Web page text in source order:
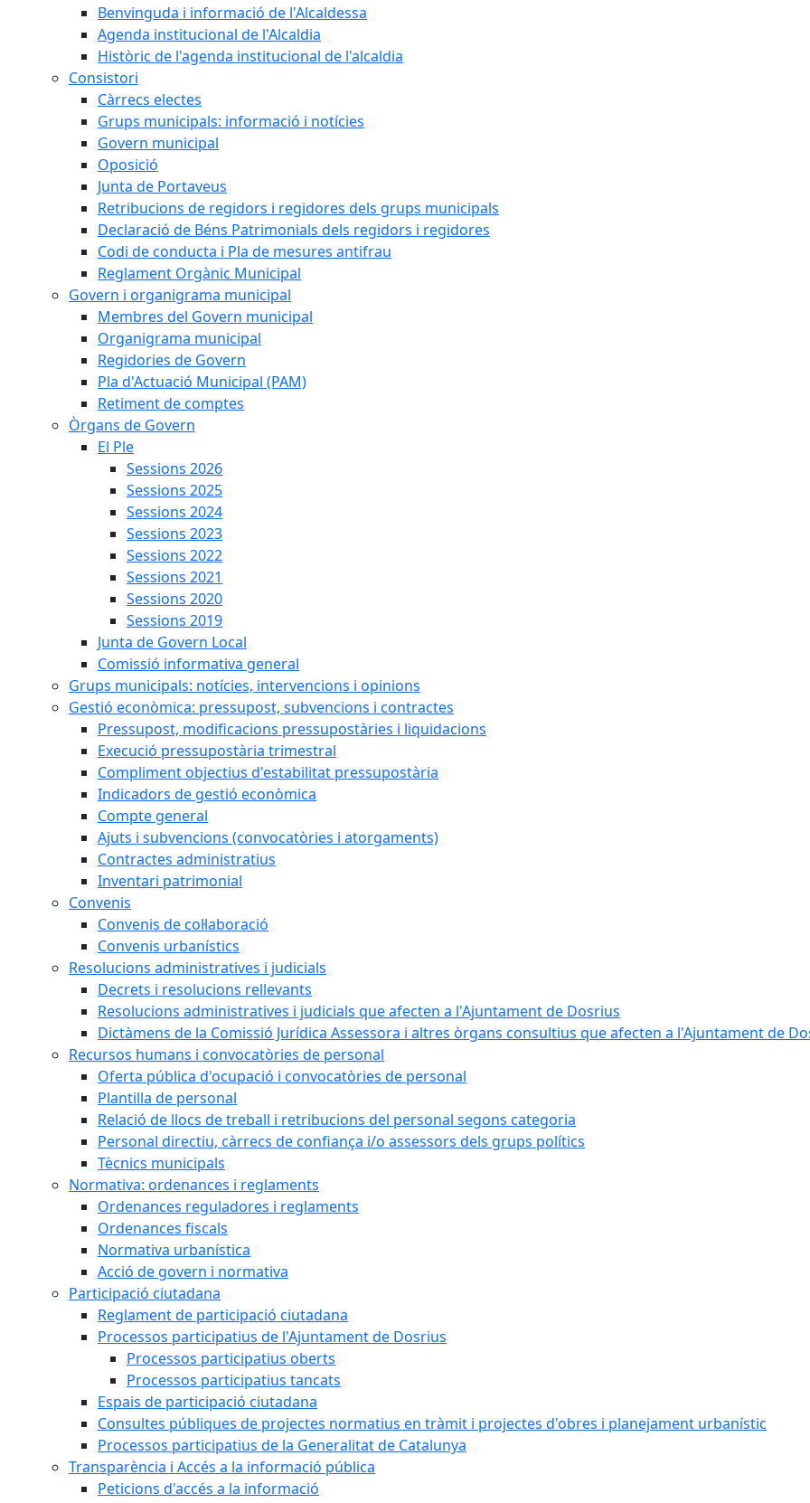
Benvinguda i informació de l'Alcaldessa
Agenda institucional de l'Alcaldia
Històric de l'agenda institucional de l'alcaldia
Consistori
Càrrecs electes
Grups municipals: informació i notícies
Govern municipal
Oposició
Junta de Portaveus
Retribucions de regidors i regidores dels grups municipals
Declaració de Béns Patrimonials dels regidors i regidores
Codi de conducta i Pla de mesures antifrau
Reglament Orgànic Municipal
Govern i organigrama municipal
Membres del Govern municipal
Organigrama municipal
Regidories de Govern
Pla d'Actuació Municipal (PAM)
Retiment de comptes
Òrgans de Govern
El Ple
Sessions 2026
Sessions 2025
Sessions 2024
Sessions 2023
Sessions 2022
Sessions 2021
Sessions 2020
Sessions 2019
Junta de Govern Local
Comissió informativa general
Grups municipals: notícies, intervencions i opinions
Gestió econòmica: pressupost, subvencions i contractes
Pressupost, modificacions pressupostàries i liquidacions
Execució pressupostària trimestral
Compliment objectius d'estabilitat pressupostària
Indicadors de gestió econòmica
Compte general
Ajuts i subvencions (convocatòries i atorgaments)
Contractes administratius
Inventari patrimonial
Convenis
Convenis de col·laboració
Convenis urbanístics
Resolucions administratives i judicials
Decrets i resolucions rellevants
Resolucions administratives i judicials que afecten a l'Ajuntament de Dosrius
Dictàmens de la Comissió Jurídica Assessora i altres òrgans consultius que afecten a l'Ajuntament de
Recursos humans i convocatòries de personal
Oferta pública d'ocupació i convocatòries de personal
Plantilla de personal
Relació de llocs de treball i retribucions del personal segons categoria
Personal directiu, càrrecs de confiança i/o assessors dels grups polítics
Tècnics municipals
Normativa: ordenances i reglaments
Ordenances reguladores i reglaments
Ordenances fiscals
Normativa urbanística
Acció de govern i normativa
Participació ciutadana
Reglament de participació ciutadana
Processos participatius de l'Ajuntament de Dosrius
Processos participatius oberts
Processos participatius tancats
Espais de participació ciutadana
Consultes públiques de projectes normatius en tràmit i projectes d'obres i planejament urbanístic
Processos participatius de la Generalitat de Catalunya
Transparència i Accés a la informació pública
Peticions d'accés a la informació